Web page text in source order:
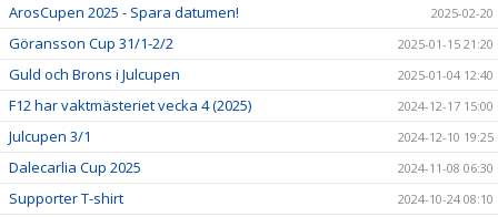
ArosCupen 2025 - Spara datumen! 2025-02-20
Göransson Cup 31/1-2/2 2025-01-15 21:20
Guld och Brons i Julcupen 2025-01-04 12:40
F12 har vaktmästeriet vecka 4 (2025) 2024-12-17 15:00
Julcupen 3/1 2024-12-10 19:25
Dalecarlia Cup 2025 2024-11-08 06:30
Supporter T-shirt 2024-10-24 08:10